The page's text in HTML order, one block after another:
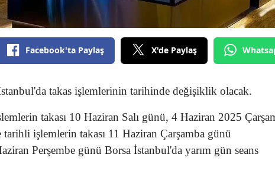
Facebook'ta Paylaş X'de Paylaş
takas işlemlerinin tarihinde değişiklik olacak.
takası 10 Haziran Salı günü, 4 Haziran 2025
işlemlerin takası 11 Haziran Çarşamba günü
Perşembe günü Borsa İstanbul'da yarım gün seans